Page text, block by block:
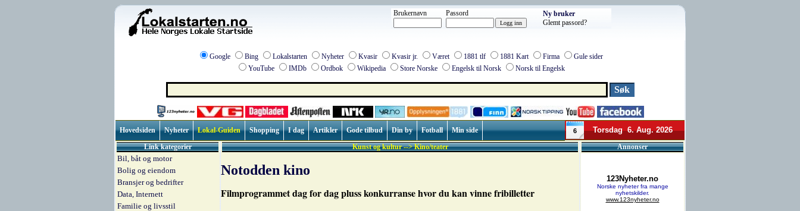
Brukernavn Passord
Ny bruker
Glemt passord?
Google Bing Lokalstarten Nyheter Kvasir Kvasir jr. Været 1881 tlf 1881 Kart Firma
Gule sider
YouTube
IMDb Ordbok Wikipedia Store Norske Engelsk til Norsk Norsk til Engelsk
Hovedsiden Nyheter Lokal-Guiden Shopping I dag Artikler Gode tilbud Din by Fotball Min side 6 Torsdag 6. Aug. 2026
Link kategorier
Bil, båt og motor
Bolig og eiendom
Bransjer og bedrifter
Data, Internett
Familie og livsstil
Kunst og kultur --> Kino/teater
Notodden kino
Filmprogrammet dag for dag pluss konkurranse hvor du kan vinne fribilletter
Annonser